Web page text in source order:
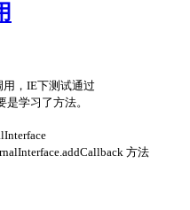
用，IE下测试通过
学习了方法。
方法